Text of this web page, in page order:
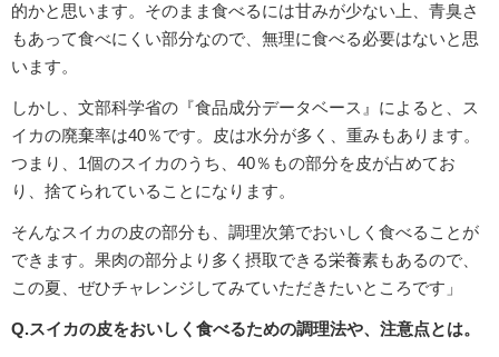
的かと思います。そのまま食べるには甘みが少ない上、青臭さ
もあって食べにくい部分なので、無理に食べる必要はないと思
います。
しかし、文部科学省の『食品成分データベース』によると、ス
イカの廃棄率は40％です。皮は水分が多く、重みもあります。
つまり、1個のスイカのうち、40％もの部分を皮が占めてお
り、捨てられていることになります。
そんなスイカの皮の部分も、調理次第でおいしく食べることが
できます。果肉の部分より多く摂取できる栄養素もあるので、
この夏、ぜひチャレンジしてみていただきたいところです」
Q.スイカの皮をおいしく食べるための調理法や、注意点とは。